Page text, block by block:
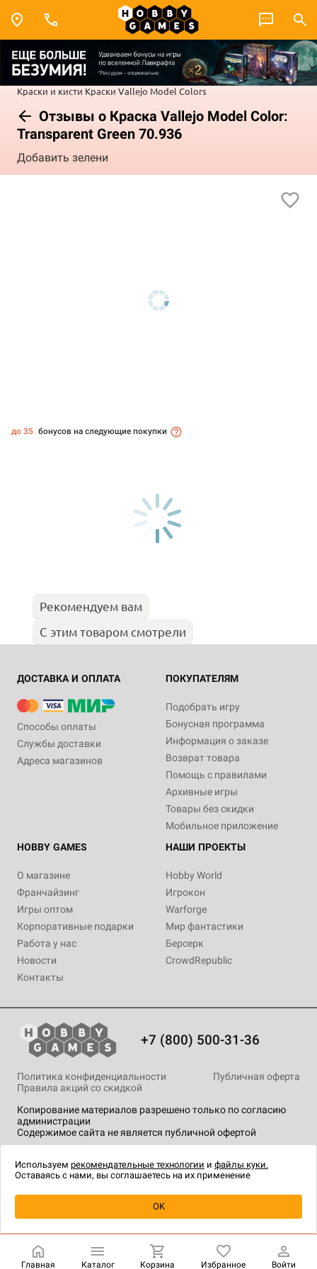
Краски и кисти Краски Vallejo Model Colors
Отзывы о Краска Vallejo Model Color:
Transparent Green 70.936
Добавить зелени
Уведомить о наличии
до 35 бонусов на следующие покупки
Рекомендуем вам
С этим товаром смотрели
ДОСТАВКА И ОПЛАТА
Способы оплаты
Службы доставки
Адреса магазинов
ПОКУПАТЕЛЯМ
Подобрать игру
Бонусная программа
Информация о заказе
Возврат товара
Помощь с правилами
Архивные игры
Товары без скидки
Мобильное приложение
HOBBY GAMES
О магазине
Франчайзинг
Игры оптом
Корпоративные подарки
Работа у нас
Новости
Контакты
НАШИ ПРОЕКТЫ
Hobby World
Игрокон
Warforge
Мир фантастики
Берсерк
CrowdRepublic
+7 (800) 500-31-36
Копирование материалов разрешено только по согласию
администрации
Содержимое сайта не является публичной офертой
Политика конфиденциальности
Публичная оферта
Правила акций со скидкой
технологии.
Главная Каталог Корзина Избранное Войти
Используем рекомендательные технологии и файлы куки.
Оставаясь с нами, вы соглашаетесь на их применение
OK